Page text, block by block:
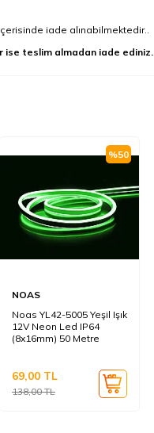
iade alınabilmektedir..
ise teslim almadan iade ediniz.
%50
NOAS
Noas YL42-5005 Yeşil Işık
12V Neon Led IP64
(8x16mm) 50 Metre
138,00TL
69,00 TL